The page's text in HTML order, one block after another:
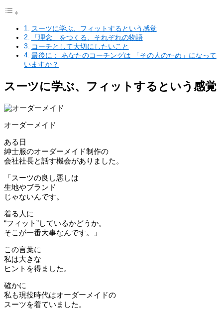
スーツに学ぶ、フィットするという感覚
「理念」をつくる、それぞれの物語
コーチとして大切にしたいこと
最後に： あなたのコーチングは 「その人のため」になって
いますか？
スーツに学ぶ、フィットするという感覚
オーダーメイド
ある日
紳士服のオーダーメイド制作の
会社社長と話す機会がありました。
「スーツの良し悪しは
生地やブランド
じゃないんです。
着る人に
“フィット”しているかどうか。
そこが一番大事なんです。」
この言葉に
私は大きな
ヒントを得ました。
確かに
私も現役時代はオーダーメイドの
スーツを着ていました。